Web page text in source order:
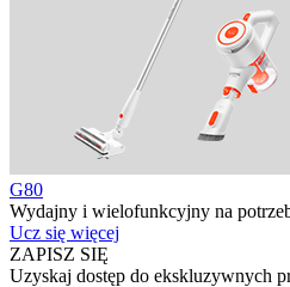
G80
Wydajny i wielofunkcyjny na
Ucz się więcej
ZAPISZ SIĘ
Uzyskaj dostęp do ekskluzywnych